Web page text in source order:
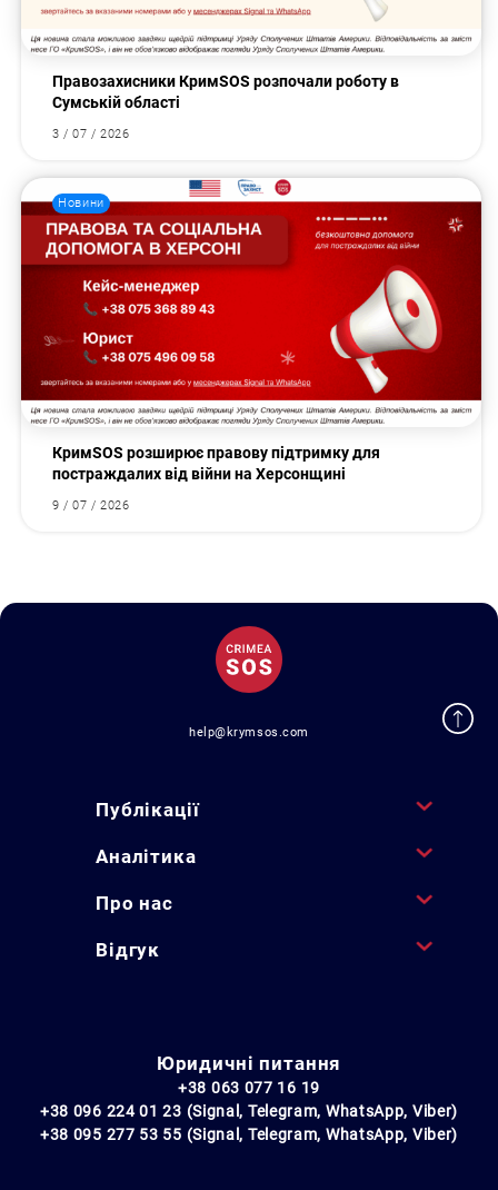
Правозахисники КримSOS розпочали роботу в
Сумській області
3 / 07 / 2026
Новини
КримSOS розширює правову підтримку для
постраждалих від війни на Херсонщині
9 / 07 / 2026
help@krymsos.com
Публікації
Аналітика
Про нас
Відгук
Юридичні питання
+38 063 077 16 19
+38 096 224 01 23 (Signal, Telegram, WhatsApp, Viber)
+38 095 277 53 55 (Signal, Telegram, WhatsApp, Viber)